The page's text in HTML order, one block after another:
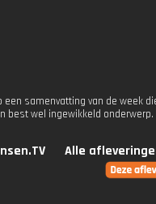
samenvatting van de week
best wel ingewikkeld onderwerp.
Alle